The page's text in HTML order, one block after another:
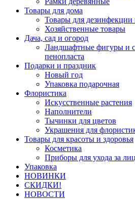
Товары для дома
Товары для
Хозяйственные товары
Дача, сад и огород
Ландшафтные фигуры и
пенопласта
Подарки и праздник
Новый год
Упаковка подарочная
Флористика
Искусственные растения
Наполнители
Тычинки для цветов
Украшения для
Товары для красоты и здоровья
Косметика
Приборы для ухода за
Упаковка
НОВИНКИ
СКИДКИ!
НОВОСТИ